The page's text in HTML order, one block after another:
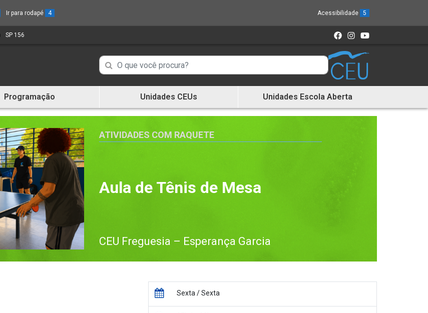
Ir para rodapé 4 Acessibilidade 5
(Link
SP 156
Campo
de
de
informações
Campo
de
Busca
informações
Programação Unidades CEUs Unidades Escola Aberta
ATIVIDADES COM RAQUETE
Aula de Tênis de Mesa
CEU Freguesia – Esperança Garcia
Sexta / Sexta